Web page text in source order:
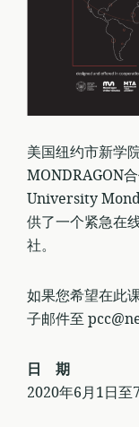
美国纽约市新学
MONDRAGON
University
供了一个紧急在
社。
如果您希望在此
子邮件至
日 期
2020年6月1日至